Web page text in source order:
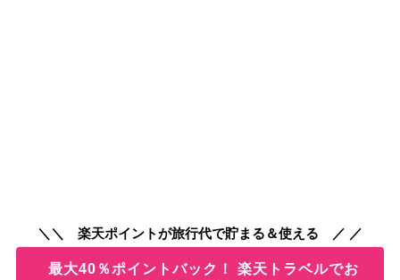
＼＼ 楽天ポイントが旅行代で貯まる＆使える ／ ／
最大40％ポイントバック！ 楽天トラベルでお